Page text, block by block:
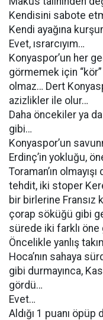
Kendisini sabote
Kendi ayağına
Evet, ısrarcıyım…
Konyaspor’un her
görmemek için
olmaz… Dert
azizlikler ile olur…
Daha öncekiler ya
gibi…
Konyaspor’un
Erdinç’in yokluğu,
Toraman’ın
tehdit, iki stoper
bir birlerine Fransız
çorap söküğü gibi
sürede iki farklı
Öncelikle yanlış
Hoca’nın sahaya
gibi durmayınca,
gördü…
Evet…
Aldığı 1 puanı